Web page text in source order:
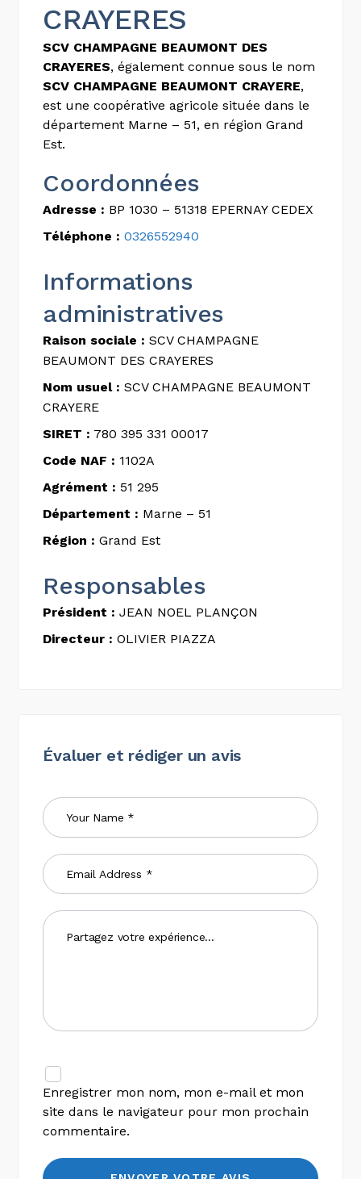
CRAYERES
SCV CHAMPAGNE BEAUMONT DES
CRAYERES, également connue sous le nom
SCV CHAMPAGNE BEAUMONT CRAYERE,
est une coopérative agricole située dans le
département Marne – 51, en région Grand
Est.
Coordonnées
Adresse : BP 1030 – 51318 EPERNAY CEDEX
Téléphone : 0326552940
Informations
administratives
Raison sociale : SCV CHAMPAGNE
BEAUMONT DES CRAYERES
Nom usuel : SCV CHAMPAGNE BEAUMONT
CRAYERE
SIRET : 780 395 331 00017
Code NAF : 1102A
Agrément : 51 295
Département : Marne – 51
Région : Grand Est
Responsables
Président : JEAN NOEL PLANÇON
Directeur : OLIVIER PIAZZA
Évaluer et rédiger un avis
Enregistrer mon nom, mon e-mail et mon
site dans le navigateur pour mon prochain
commentaire.